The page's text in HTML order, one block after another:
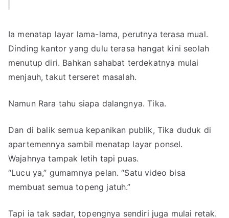
Ia menatap layar lama-lama, perutnya terasa mual.
Dinding kantor yang dulu terasa hangat kini seolah
menutup diri. Bahkan sahabat terdekatnya mulai
menjauh, takut terseret masalah.
Namun Rara tahu siapa dalangnya. Tika.
Dan di balik semua kepanikan publik, Tika duduk di
apartemennya sambil menatap layar ponsel.
Wajahnya tampak letih tapi puas.
“Lucu ya,” gumamnya pelan. “Satu video bisa
membuat semua topeng jatuh.”
Tapi ia tak sadar, topengnya sendiri juga mulai retak.